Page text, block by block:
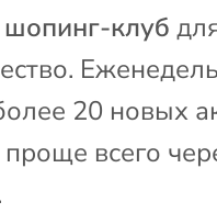
клуб
20 новых
всего